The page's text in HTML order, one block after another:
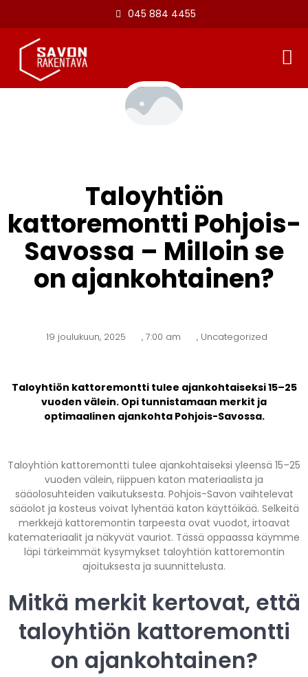
045 884 4455
Taloyhtiön
kattoremontti Pohjois-
Savossa – Milloin se
on ajankohtainen?
19 joulukuun, 2025 , 7:00 am , Uncategorized
Taloyhtiön kattoremontti tulee ajankohtaiseksi 15–25
vuoden välein. Opi tunnistamaan merkit ja
optimaalinen ajankohta Pohjois-Savossa.
Taloyhtiön kattoremontti tulee ajankohtaiseksi yleensä 15–25
vuoden välein, riippuen katon materiaalista ja
sääolosuhteiden vaikutuksesta. Pohjois-Savon vaihtelevat
sääolot ja kosteus voivat lyhentää katon käyttöikää. Selkeitä
merkkejä kattoremontin tarpeesta ovat vuodot, irtoavat
katemateriaalit ja näkyvät vauriot. Tässä oppaassa käymme
läpi tärkeimmät kysymykset taloyhtiön kattoremontin
ajoituksesta ja suunnittelusta.
Mitkä merkit kertovat, että
taloyhtiön kattoremontti
on ajankohtainen?